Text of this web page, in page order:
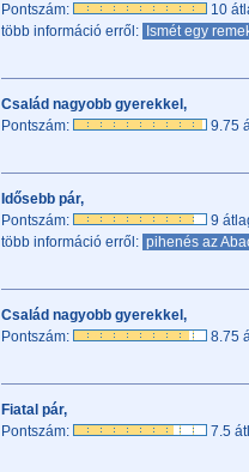
Pontszám:
10
több információ erről:
Ismét egy
Család nagyobb gyerekkel,
Pontszám:
9.75
Idősebb pár,
Pontszám:
9
több információ erről: pihenés az
Család nagyobb gyerekkel,
Pontszám:
8.75
Fiatal pár,
Pontszám:
7.5